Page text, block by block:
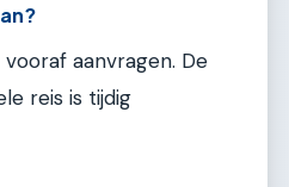
aanvragen. De
reis is tijdig